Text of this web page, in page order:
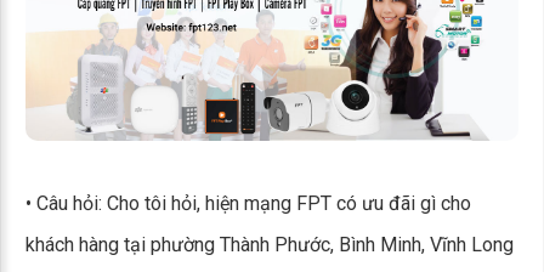
• Câu hỏi: Cho tôi hỏi, hiện mạng FPT có ưu đãi gì cho
khách hàng tại phường Thành Phước, Bình Minh, Vĩnh Long